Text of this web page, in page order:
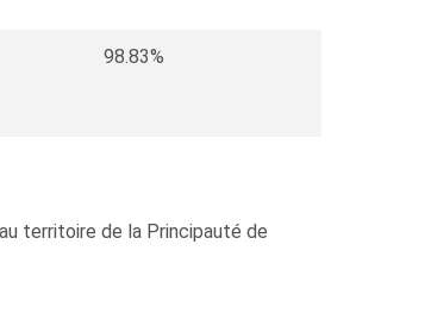
98.83%
territoire de la Principauté de